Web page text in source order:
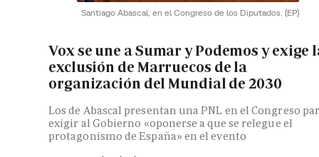
Santiago Abascal, en el Congreso de los Diputados. (EP)
Vox se une a Sumar y Podemos y exige
exclusión de Marruecos de la
organización del Mundial de 2030
Los de Abascal presentan una PNL en el Congreso
exigir al Gobierno «oponerse a que se relegue el
protagonismo de España» en el evento